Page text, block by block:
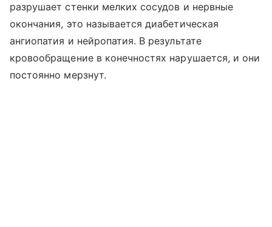
разрушает стенки мелких сосудов и нервные
окончания, это называется диабетическая
ангиопатия и нейропатия. В результате
кровообращение в конечностях нарушается, и они
постоянно мерзнут.